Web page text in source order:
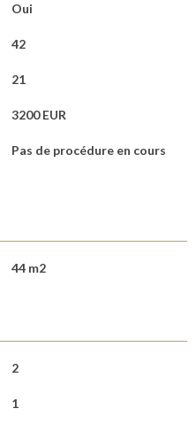
Oui
42
21
3200 EUR
Pas de procédure en cours
44 m2
2
1